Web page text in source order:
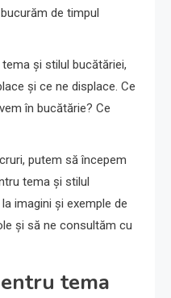
de timpul
și stilul bucătăriei,
și ce ne displace. Ce
în bucătărie? Ce
putem să începem
tema și stilul
imagini și exemple de
și să ne consultăm cu
tema